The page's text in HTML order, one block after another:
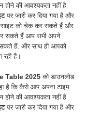
होने की आवश्यकता नहीं है
पर जारी कर दिया गया है और
को चेक कर सकते हैं और
सकते हैं आप सभी अपने
हैं. और साथ ही आपको
रही है।
Table 2025 को डाउनलोड
है कि कैसे आप अपना टाइम
होने की आवश्यकता नहीं है
पर जारी कर दिया गया है और